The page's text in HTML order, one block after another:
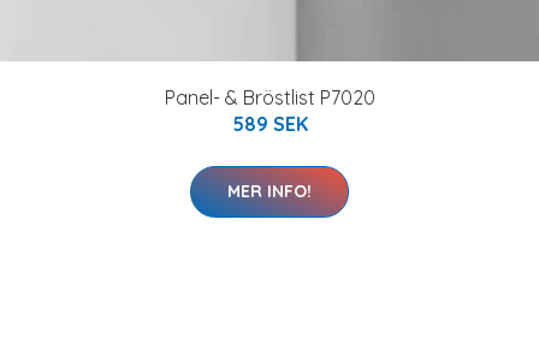
Panel- & Bröstlist P7020
589 SEK
MER INFO!